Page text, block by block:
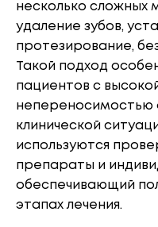
несколько сложных
удаление зубов,
протезирование,
Такой подход
пациентов с
непереносимостью
клинической
используются
препараты и
обеспечивающий
этапах лечения.